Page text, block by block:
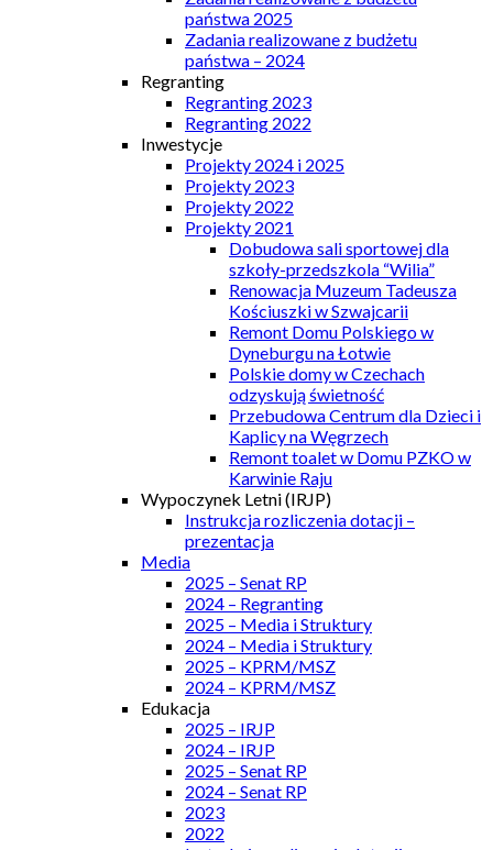
państwa 2025
Zadania realizowane z budżetu
państwa – 2024
Regranting
Regranting 2023
Regranting 2022
Inwestycje
Projekty 2024 i 2025
Projekty 2023
Projekty 2022
Projekty 2021
Dobudowa sali sportowej dla
szkoły-przedszkola “Wilia”
Renowacja Muzeum Tadeusza
Kościuszki w Szwajcarii
Remont Domu Polskiego w
Dyneburgu na Łotwie
Polskie domy w Czechach
odzyskują świetność
Przebudowa Centrum dla Dzieci i
Kaplicy na Węgrzech
Remont toalet w Domu PZKO w
Karwinie Raju
Wypoczynek Letni (IRJP)
Instrukcja rozliczenia dotacji –
prezentacja
Media
2025 – Senat RP
2024 – Regranting
2025 – Media i Struktury
2024 – Media i Struktury
2025 – KPRM/MSZ
2024 – KPRM/MSZ
Edukacja
2025 – IRJP
2024 – IRJP
2025 – Senat RP
2024 – Senat RP
2023
2022